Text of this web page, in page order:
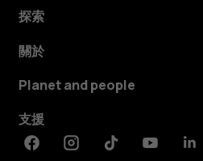
探索
關於
Planet and people
支援
FacebookInstagramTiktokYoutube